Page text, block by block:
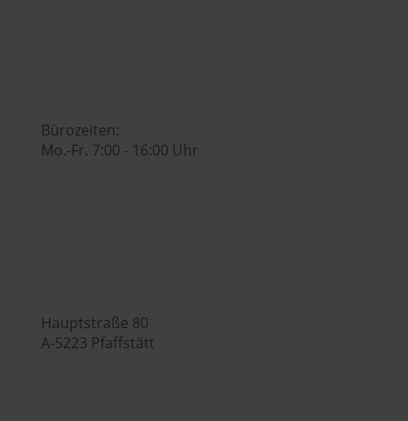
Bürozeiten:
Mo.-Fr. 7:00 - 16:00 Uhr
Hauptstraße 80
A-5223 Pfaffstätt